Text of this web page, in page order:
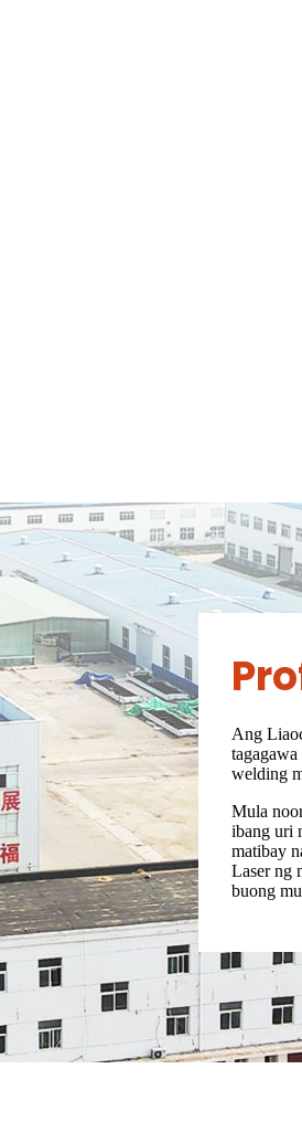
Ang
welding
Mula
ibang uri
matibay
Laser ng
buong